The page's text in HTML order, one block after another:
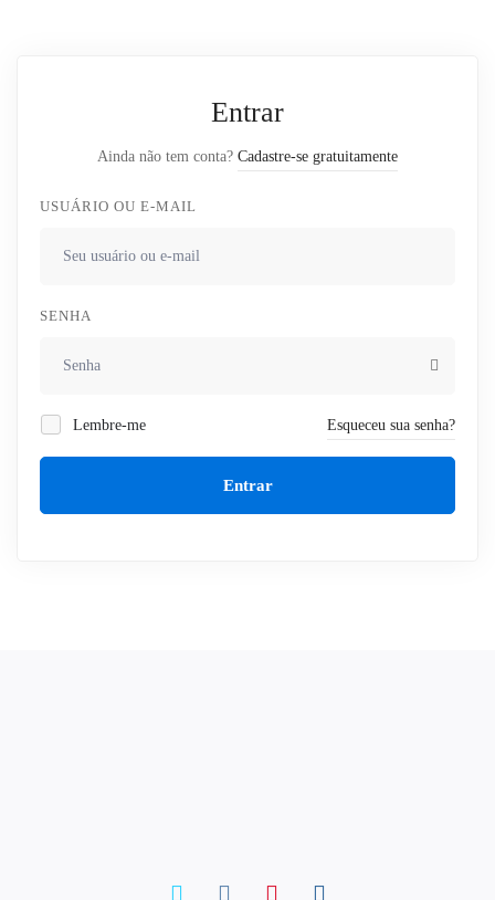
Entrar
Ainda não tem conta? Cadastre-se gratuitamente
USUÁRIO OU E-MAIL
SENHA
Lembre-me Esqueceu sua senha?
Entrar